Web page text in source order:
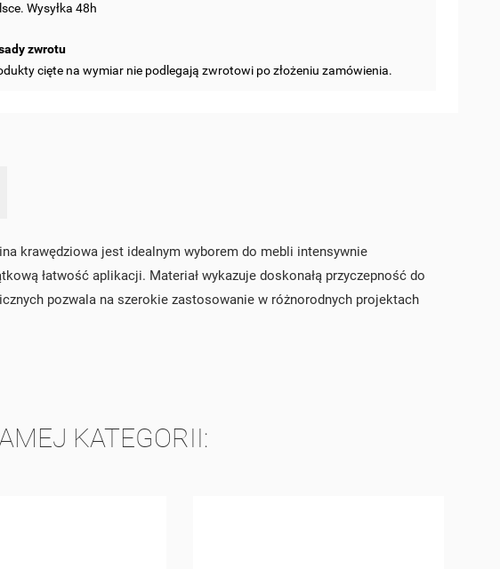
Wysyłka 48h
zwrotu
cięte na wymiar nie podlegają zwrotowi po złożeniu zamówienia.
krawędziowa jest idealnym wyborem do mebli intensywnie
łatwość aplikacji. Materiał wykazuje doskonałą przyczepność do
pozwala na szerokie zastosowanie w różnorodnych projektach
KATEGORII:
NOWĄ LISTĘ
LIŚCIE